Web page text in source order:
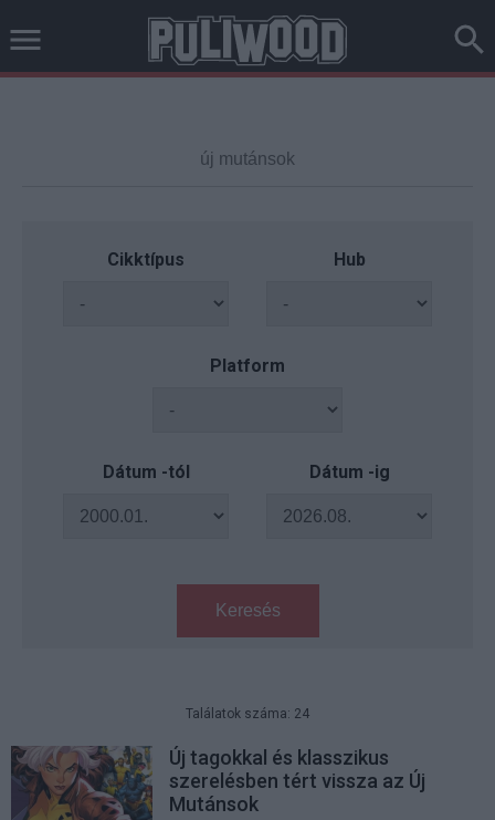
Cikktípus Hub
Platform
Dátum -tól Dátum -ig
Keresés
Találatok száma: 24
Új tagokkal és klasszikus
szerelésben tért vissza az Új
Mutánsok